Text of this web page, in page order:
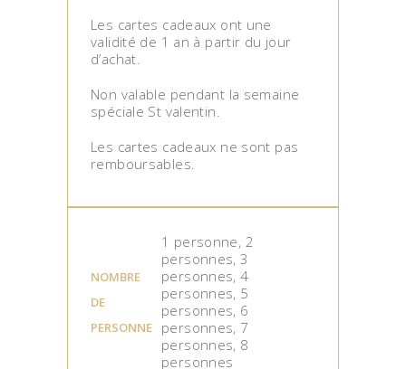
Les cartes cadeaux ont une
validité de 1 an à partir du jour
d’achat.
Non valable pendant la semaine
spéciale St valentin.
Les cartes cadeaux ne sont pas
remboursables.
NOMBRE
DE
PERSONNE
1 personne, 2
personnes, 3
personnes, 4
personnes, 5
personnes, 6
personnes, 7
personnes, 8
personnes